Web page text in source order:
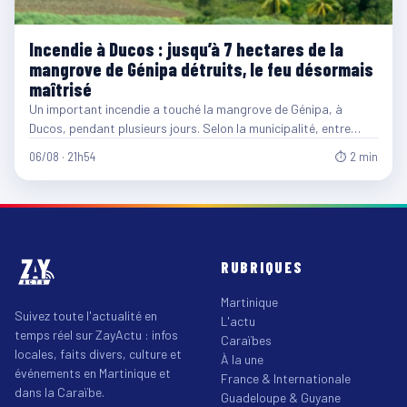
Incendie à Ducos : jusqu’à 7 hectares de la
mangrove de Génipa détruits, le feu désormais
maîtrisé
Un important incendie a touché la mangrove de Génipa, à
Ducos, pendant plusieurs jours. Selon la municipalité, entre…
06/08 · 21h54 ⏱ 2 min
Suivez toute l'actualité en
temps réel sur ZayActu : infos
locales, faits divers, culture et
événements en Martinique et
dans la Caraïbe.
RUBRIQUES
Martinique
L'actu
Caraïbes
À la une
France & Internationale
Guadeloupe & Guyane